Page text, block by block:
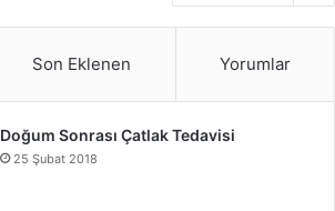
Son Eklenen Yorumlar
Doğum Sonrası Çatlak Tedavisi
25 Şubat 2018